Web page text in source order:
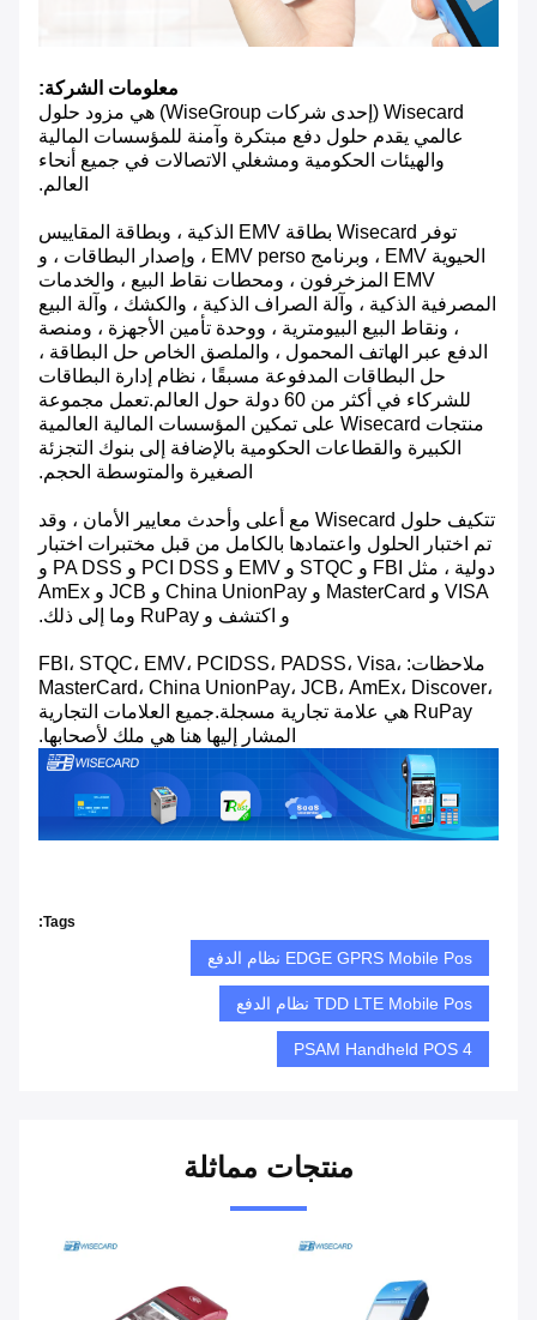
معلومات الشركة:
Wisecard (إحدى شركات WiseGroup) هي مزود حلول
عالمي يقدم حلول دفع مبتكرة وآمنة للمؤسسات المالية
والهيئات الحكومية ومشغلي الاتصالات في جميع أنحاء
العالم.
توفر Wisecard بطاقة EMV الذكية ، وبطاقة المقاييس
الحيوية EMV ، وبرنامج EMV perso ، وإصدار البطاقات ، و
EMV المزخرفون ، ومحطات نقاط البيع ، والخدمات
المصرفية الذكية ، وآلة الصراف الذكية ، والكشك ، وآلة البيع
، ونقاط البيع البيومترية ، ووحدة تأمين الأجهزة ، ومنصة
الدفع عبر الهاتف المحمول ، والملصق الخاص حل البطاقة ،
حل البطاقات المدفوعة مسبقًا ، نظام إدارة البطاقات
للشركاء في أكثر من 60 دولة حول العالم.تعمل مجموعة
منتجات Wisecard على تمكين المؤسسات المالية العالمية
الكبيرة والقطاعات الحكومية بالإضافة إلى بنوك التجزئة
الصغيرة والمتوسطة الحجم.
تتكيف حلول Wisecard مع أعلى وأحدث معايير الأمان ، وقد
تم اختبار الحلول واعتمادها بالكامل من قبل مختبرات اختبار
دولية ، مثل FBI و STQC و EMV و PCI DSS و PA DSS و
VISA و MasterCard و China UnionPay و JCB و AmEx
و اكتشف و RuPay وما إلى ذلك.
ملاحظات: FBI، STQC، EMV، PCIDSS، PADSS، Visa،
MasterCard، China UnionPay، JCB، AmEx، Discover،
RuPay هي علامة تجارية مسجلة.جميع العلامات التجارية
المشار إليها هنا هي ملك لأصحابها.
Tags:
EDGE GPRS Mobile Pos نظام الدفع
TDD LTE Mobile Pos نظام الدفع
4 PSAM Handheld POS
منتجات مماثلة